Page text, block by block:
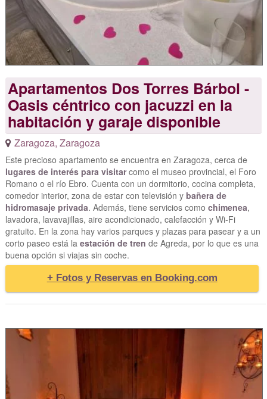
Apartamentos Dos Torres Bárbol -
Oasis céntrico con jacuzzi en la
habitación y garaje disponible
Zaragoza, Zaragoza
Este precioso apartamento se encuentra en Zaragoza, cerca de
lugares de interés para visitarcomo el museo provincial, el Foro
Romano o el río Ebro. Cuenta con un dormitorio, cocina completa,
comedor interior, zona de estar con televisión y bañera de
hidromasaje privada. Además, tiene servicios como chimenea,
lavadora, lavavajillas, aire acondicionado, calefacción y Wi-Fi
gratuito. En la zona hay varios parques y plazas para pasear y a un
corto paseo está la estación de tren de Agreda, por lo que es una
buena opción si viajas sin coche.
+ Fotos y Reservas en Booking.com